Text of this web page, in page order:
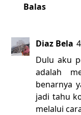
Balas
Diaz Bela
Dulu aku
adalah
benarnya
jadi tahu
melalui